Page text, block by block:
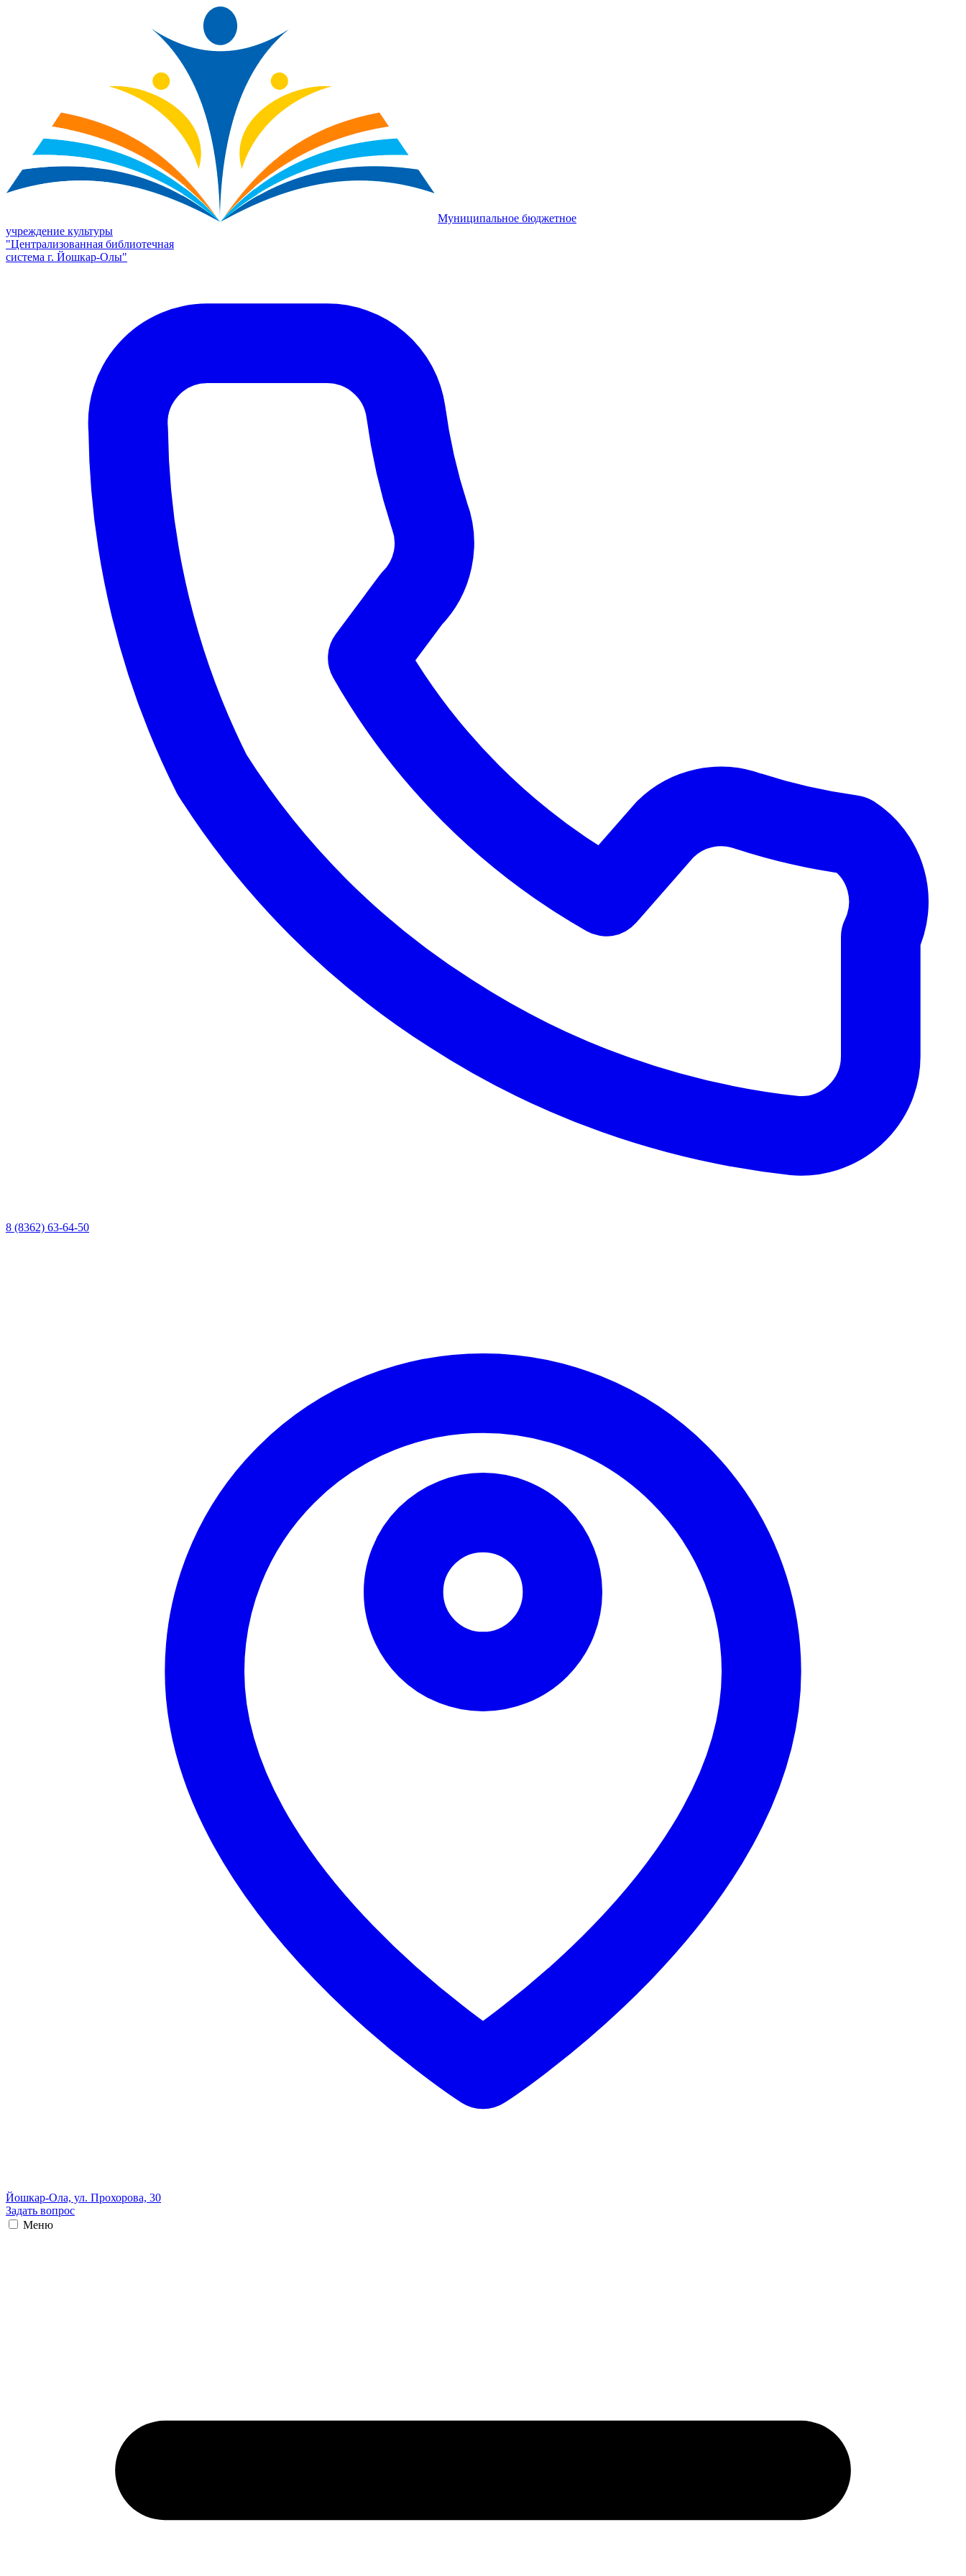
Муниципальное бюджетное
учреждение культуры
"Централизованная библиотечная
система г. Йошкар-Олы"
8 (8362) 63-64-50
Йошкар-Ола, ул. Прохорова, 30
Задать вопрос
Меню